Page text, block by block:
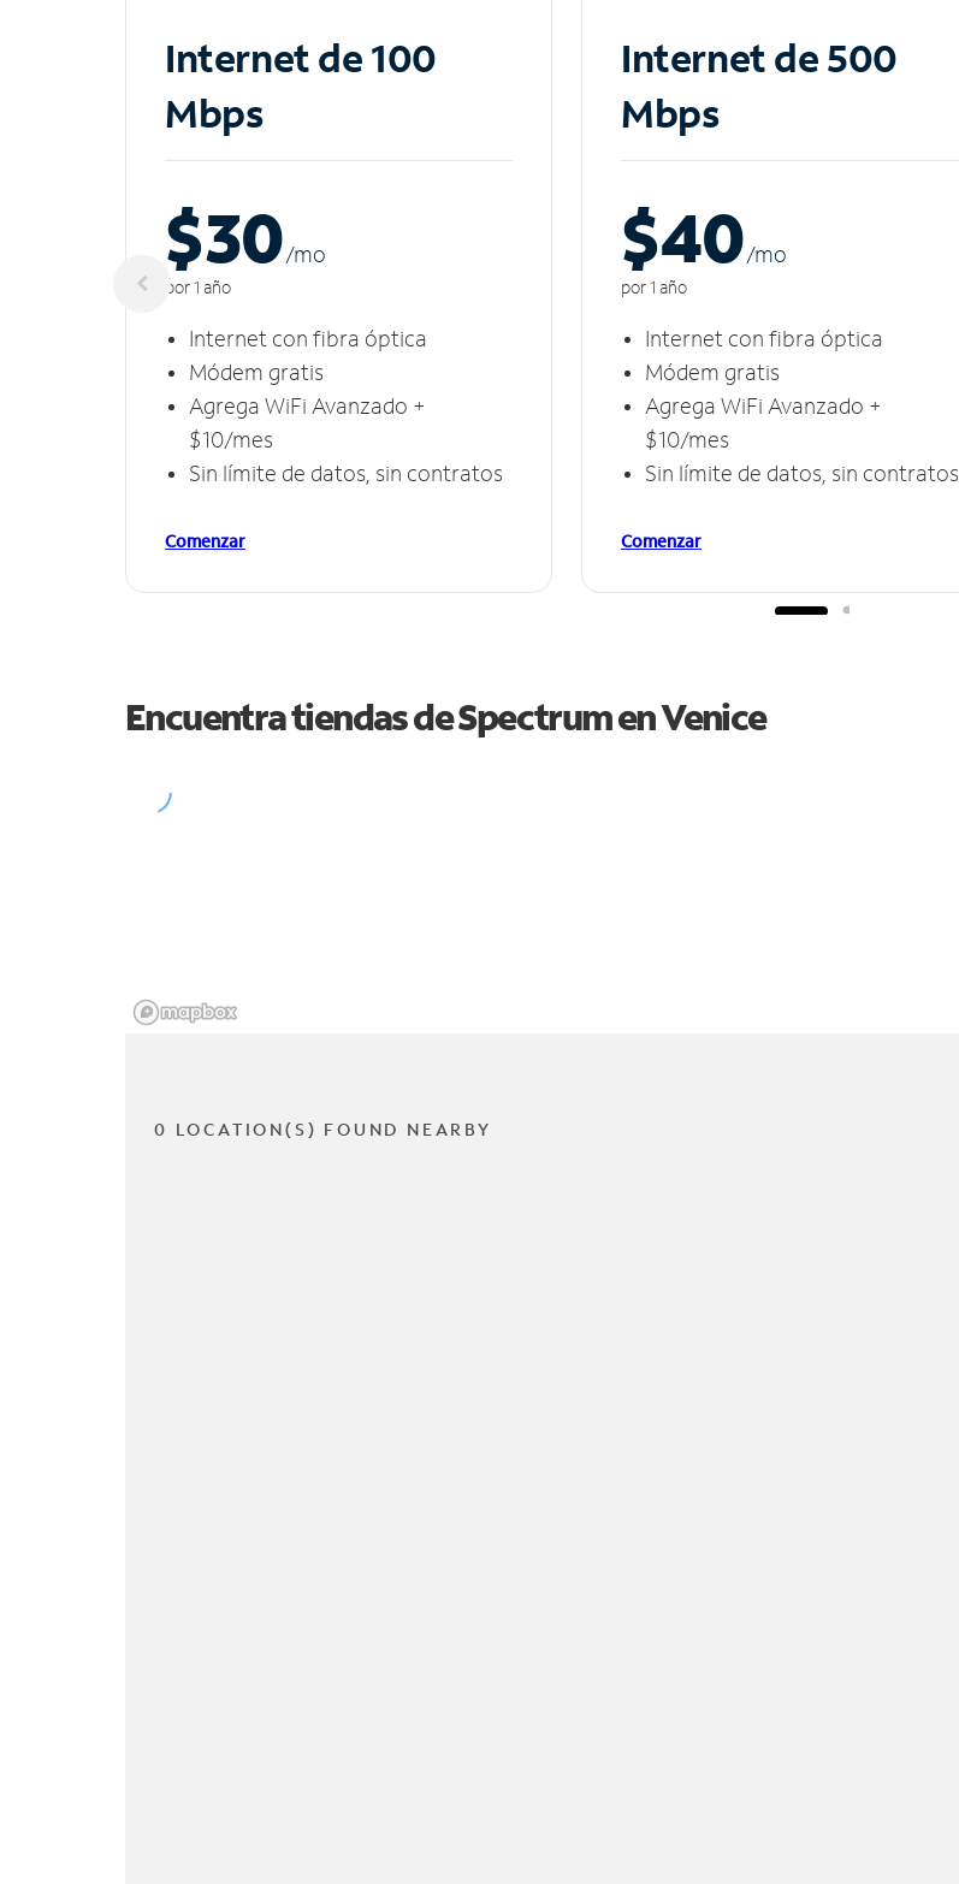
Internet de 100
Mbps
$30/mo
por 1 año
Internet con fibra óptica
Módem gratis
Agrega WiFi Avanzado +
$10/mes
Sin límite de datos, sin contratos
Comenzar
Internet de 500
Mbps
$40/mo
por 1 año
Internet con fibra óptica
Módem gratis
Agrega WiFi Avanzado +
$10/mes
Sin límite de datos, sin contratos
Comenzar
Encuentra tiendas de Spectrum enVenice
0 LOCATION(S) FOUND NEARBY